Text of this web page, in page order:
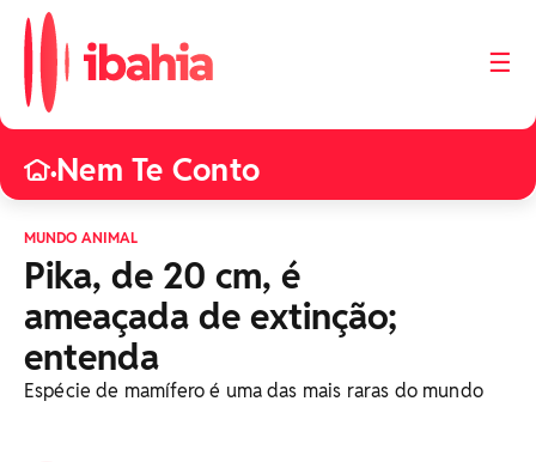
☰
•Nem Te Conto
MUNDO ANIMAL
Pika, de 20 cm, é
ameaçada de extinção;
entenda
Espécie de mamífero é uma das mais raras do mundo